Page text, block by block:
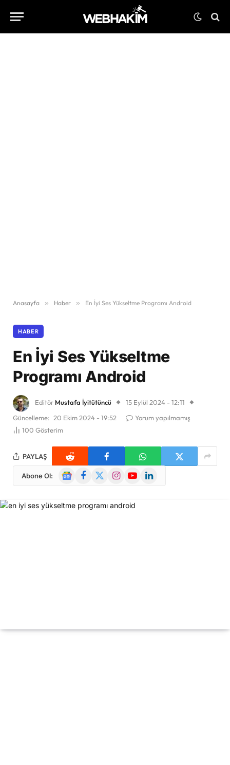
Anasayfa » Haber » En İyi Ses Yükseltme Programı Android
HABER
En İyi Ses Yükseltme
Programı Android
Editör Mustafa İyitütüncü
15 Eylül 2024 - 12:11
Güncelleme: 20 Ekim 2024 - 19:52
Yorum yapılmamış
100 Gösterim
PAYLAŞ
Abone Ol:
GoogleFacebook
X
InstagramYouTubeLinkedIn